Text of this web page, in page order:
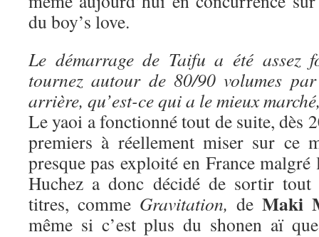
du boy’s love.
Le démarrage de Taifu a été assez
tournez autour de 80/90 volumes
arrière, qu’est-ce qui a le mieux
Le yaoi a fonctionné tout de suite, dès
premiers à réellement miser sur ce
presque pas exploité en France
Huchez a donc décidé de sortir tout
titres, comme Gravitation, de Maki
même si c’est plus du shonen aï